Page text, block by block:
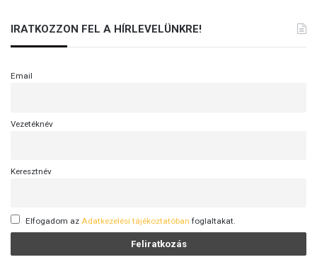
IRATKOZZON FEL A HÍRLEVELÜNKRE!
Email
Vezetéknév
Keresztnév
Elfogadom az Adatkezelési tájékoztatóban foglaltakat.